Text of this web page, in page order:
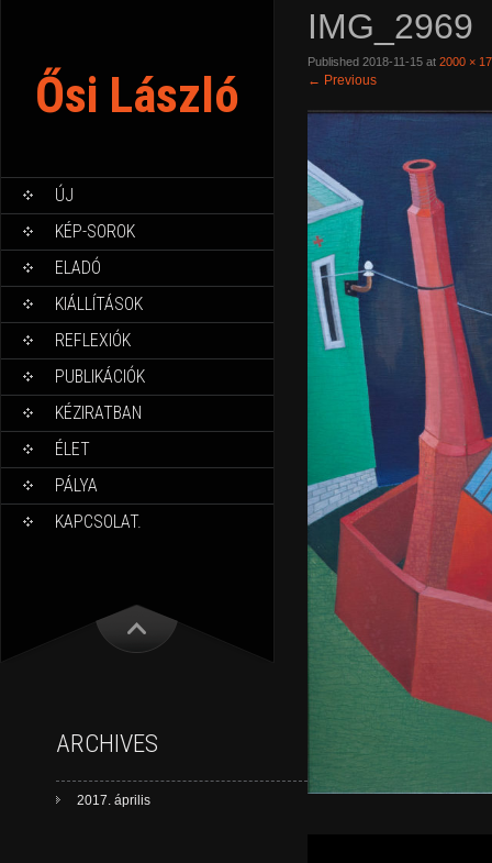
Ősi László
ÚJ
KÉP-SOROK
ELADÓ
KIÁLLÍTÁSOK
REFLEXIÓK
PUBLIKÁCIÓK
KÉZIRATBAN
ÉLET
PÁLYA
KAPCSOLAT.
IMG_2969
Published 2018-11-15 at 2000 ×
← Previous
ARCHIVES
2017. április